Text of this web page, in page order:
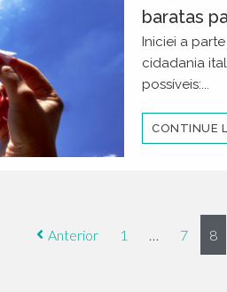
baratas
Iniciei a
cidadania
possíveis:...
CONTINUE
Anterior 1 7 8